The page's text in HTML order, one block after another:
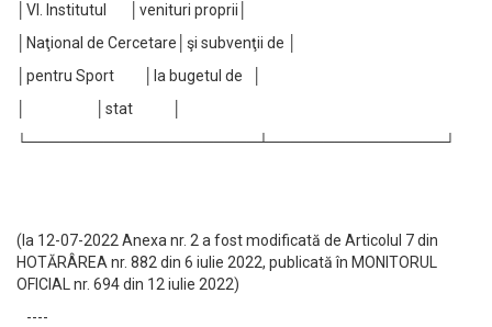
│VI. Institutul │venituri proprii│
│Naţional de Cercetare│şi subvenţii de │
│pentru Sport │la bugetul de │
│ │stat │
└─────────────────────┴────────────────┘
(la 12-07-2022 Anexa nr. 2 a fost modificată de Articolul 7 din
HOTĂRÂREA nr. 882 din 6 iulie 2022, publicată în MONITORUL
OFICIAL nr. 694 din 12 iulie 2022)
----